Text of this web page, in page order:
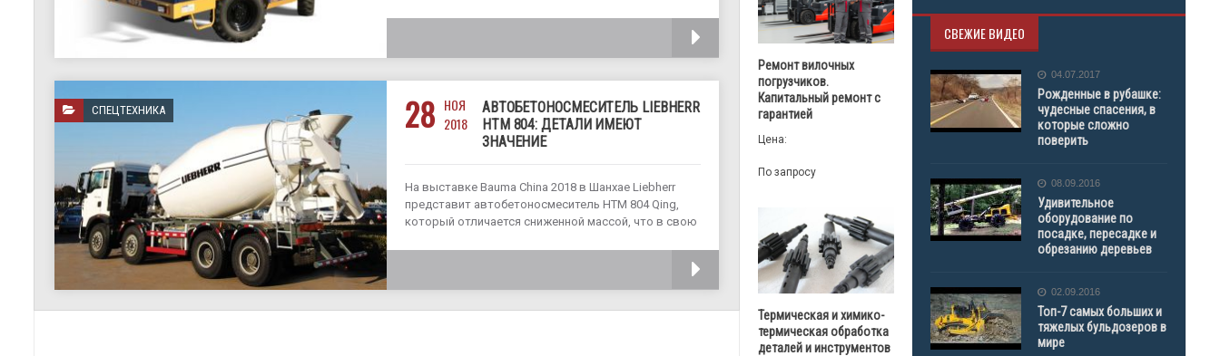
данная компактная внедорожная машина проста в
СПЕЦТЕХНИКА 28 НОЯ
2018
АВТОБЕТОНОСМЕСИТЕЛЬ LIEBHERR
HTM 804: ДЕТАЛИ ИМЕЮТ
ЗНАЧЕНИЕ
На выставке Bauma China 2018 в Шанхае Liebherr
представит автобетоносмеситель HTM 804 Qing,
который отличается сниженной массой, что в свою
Высокопрочный подрамник миксера Liebherr HTM
804
ЧИТАТЬ
Ремонт вилочных
погрузчиков.
Капитальный ремонт с
гарантией
Цена:
По запросу
Термическая и химико-
термическая обработка
деталей и инструментов
СВЕЖИЕ ВИДЕО
04.07.2017
Рожденные в рубашке:
чудесные спасения, в
которые сложно
поверить
08.09.2016
Удивительное
оборудование по
посадке, пересадке и
обрезанию деревьев
02.09.2016
Топ-7 самых больших и
тяжелых бульдозеров в
мире